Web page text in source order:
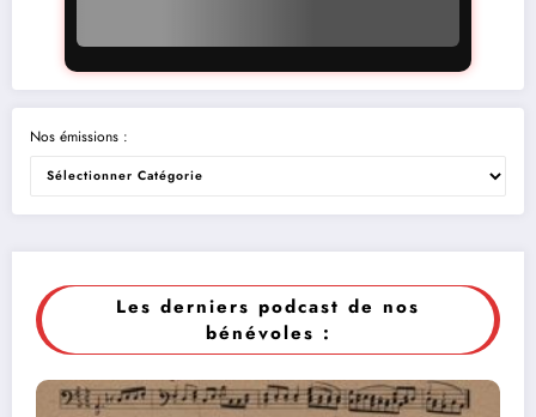
Nos émissions :
Les derniers podcast de nos
bénévoles :